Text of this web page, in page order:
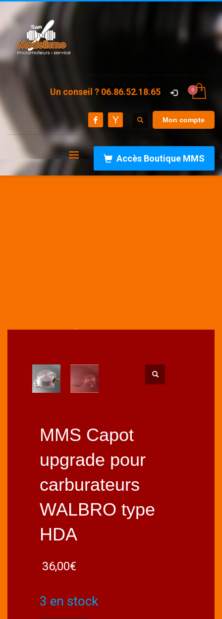
Un conseil ? 06.86.52.18.65
Mon compte
Accès Boutique MMS
MMS Capot
upgrade pour
carburateurs
WALBRO type
HDA
36,00€
3 en stock